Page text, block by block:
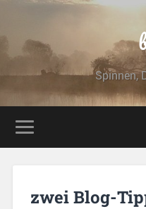
Spinnen,
zwei Blog-